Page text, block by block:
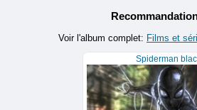
Voir l'album complet: Films et
Spiderman